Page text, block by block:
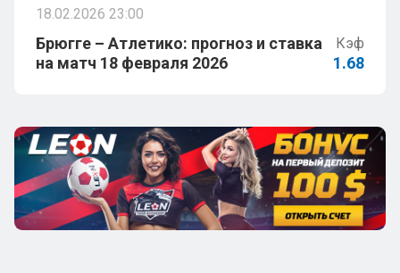
18.02.2026 23:00
Брюгге – Атлетико: прогноз и ставка
на матч 18 февраля 2026
Кэф
1.68